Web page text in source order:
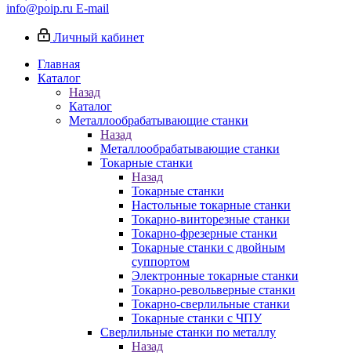
info@poip.ru E-mail
Личный кабинет
Главная
Каталог
Назад
Каталог
Металлообрабатывающие станки
Назад
Металлообрабатывающие станки
Токарные станки
Назад
Токарные станки
Настольные токарные станки
Токарно-винторезные станки
Токарно-фрезерные станки
Токарные станки с двойным
суппортом
Электронные токарные станки
Токарно-револьверные станки
Токарно-сверлильные станки
Токарные станки с ЧПУ
Сверлильные станки по металлу
Назад